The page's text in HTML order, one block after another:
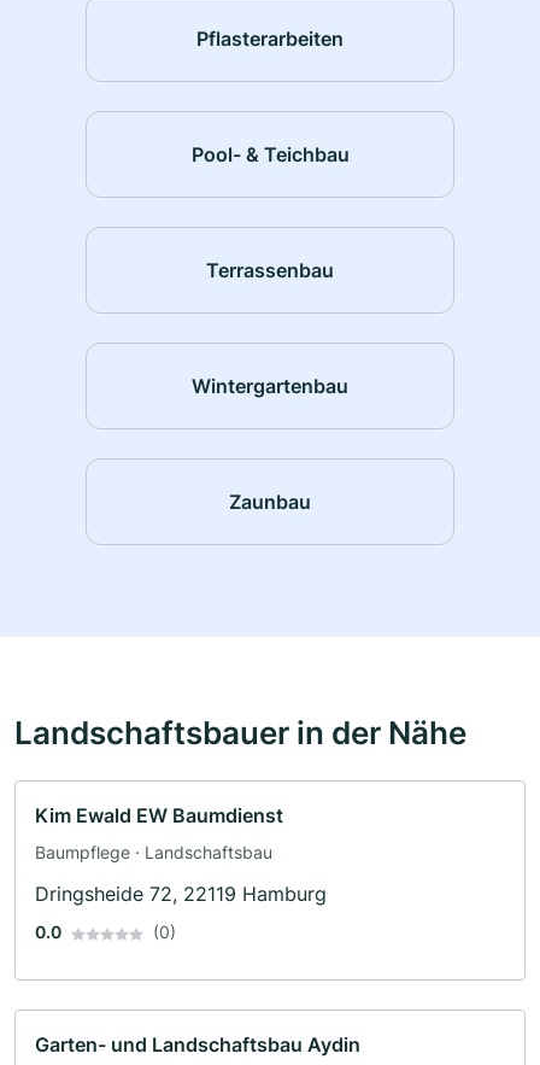
Pflasterarbeiten
Pool- & Teichbau
Terrassenbau
Wintergartenbau
Zaunbau
Landschaftsbauer in der Nähe
Kim Ewald EW Baumdienst
Baumpflege · Landschaftsbau
Dringsheide 72, 22119 Hamburg
0.0 (0)
Garten- und Landschaftsbau Aydin